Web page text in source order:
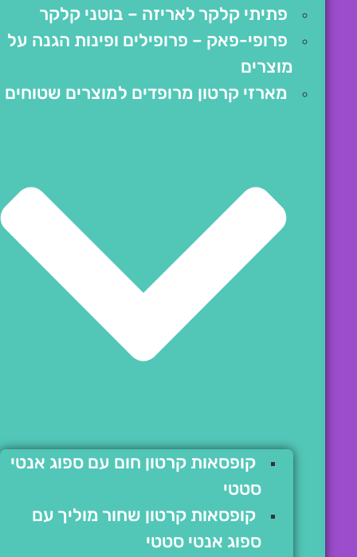
פתיתי קלקר לאריזה – בוטני קלקר
פרופי-פאק – פרופילים ופינות הגנה על
מוצרים
מארזי קרטון מרופדים למוצרים שטוחים
קופסאות קרטון חום עם ספוג אנטי
סטטי
קופסאות קרטון שחור מוליך עם
ספוג אנטי סטטי